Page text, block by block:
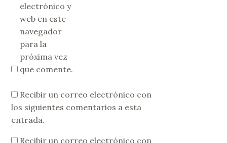
electrónico y
web en este
navegador
para la
próxima vez
que comente.
Recibir un correo electrónico con
los siguientes comentarios a esta
entrada.
Recibir un correo electrónico con